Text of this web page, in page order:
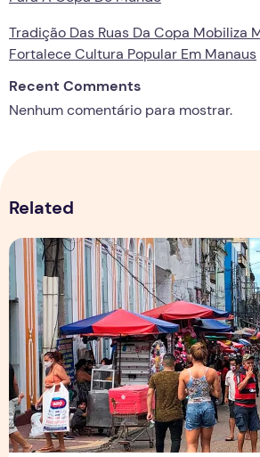
Tradição Das Ruas Da Copa Mobiliza
Fortalece Cultura Popular Em Manaus
Recent Comments
Nenhum comentário para mostrar.
Related
Copa aquece vendas em setores